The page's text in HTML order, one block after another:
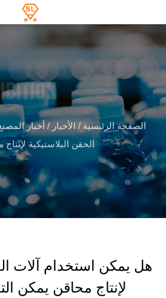
الصفحة الرئيسية / الأخبار / أخبار
الحقن البلاستيكية
هل يمكن استخدام آلات
لإنتاج محاقن يمكن